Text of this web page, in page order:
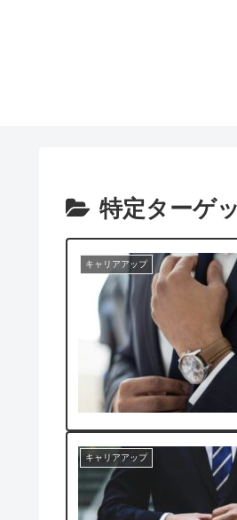
特定ターゲ
キャリアアップ
キャリアアップ